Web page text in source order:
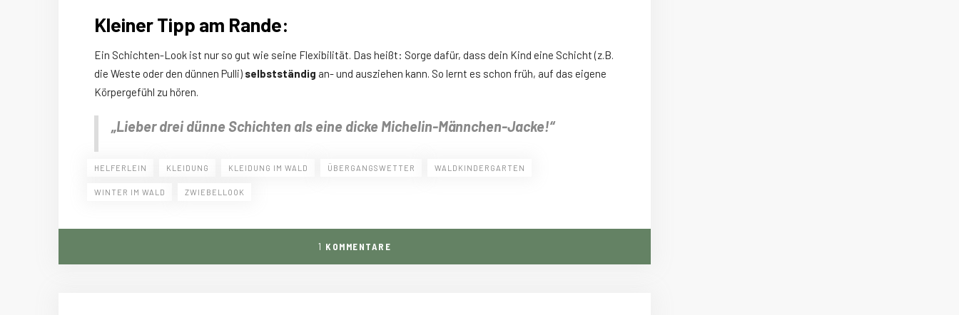
Kleiner Tipp am Rande:
Ein Schichten-Look ist nur so gut wie seine Flexibilität. Das heißt: Sorge dafür, dass dein Kind eine Schicht (z.B.
die Weste oder den dünnen Pulli) selbstständig an- und ausziehen kann. So lernt es schon früh, auf das eigene
Körpergefühl zu hören.
„Lieber drei dünne Schichten als eine dicke Michelin-Männchen-Jacke!“
HELFERLEIN KLEIDUNG KLEIDUNG IM WALD ÜBERGANGSWETTER WALDKINDERGARTEN
WINTER IM WALD ZWIEBELLOOK
1 KOMMENTARE